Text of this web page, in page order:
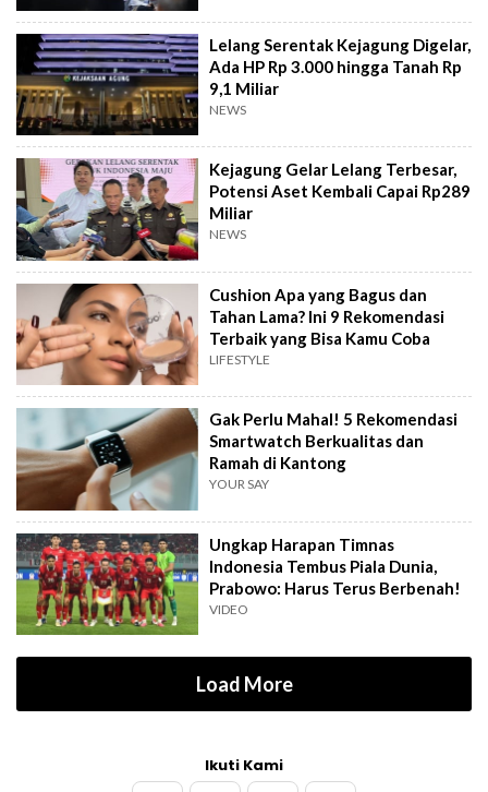
Lelang Serentak Kejagung Digelar,
Ada HP Rp 3.000 hingga Tanah Rp
9,1 Miliar
NEWS
Kejagung Gelar Lelang Terbesar,
Potensi Aset Kembali Capai Rp289
Miliar
NEWS
Cushion Apa yang Bagus dan
Tahan Lama? Ini 9 Rekomendasi
Terbaik yang Bisa Kamu Coba
LIFESTYLE
Gak Perlu Mahal! 5 Rekomendasi
Smartwatch Berkualitas dan
Ramah di Kantong
YOUR SAY
Ungkap Harapan Timnas
Indonesia Tembus Piala Dunia,
Prabowo: Harus Terus Berbenah!
VIDEO
Load More
Ikuti Kami